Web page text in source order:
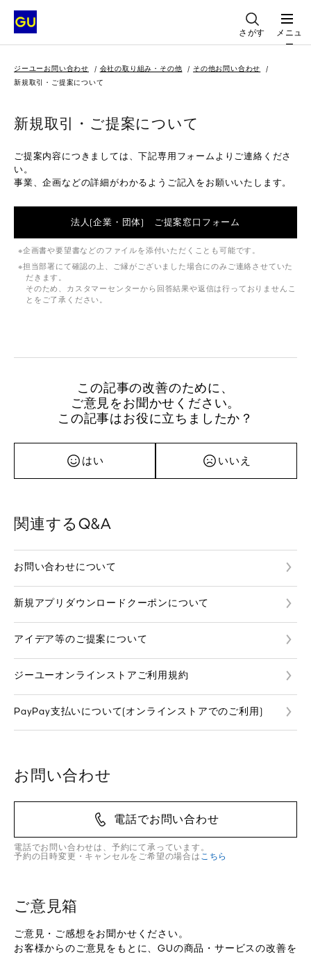
さがす
メニュ
ー
ジーユーお問い合わせ 会社の取り組み・その他
その他お問い合わせ
新規取引・ご提案について
新規取引・ご提案について
ご提案内容につきましては、下記専用フォームよりご連絡くださ
い。
事業、企画などの詳細がわかるようご記入をお願いいたします。
法人(企業・団体) ご提案窓口フォーム
企画書や要望書などのファイルを添付いただくことも可能です。
担当部署にて確認の上、ご縁がございました場合にのみご連絡させていた
だきます。
そのため、カスタマーセンターから回答結果や返信は行っておりませんこ
とをご了承ください。
この記事の改善のために、
ご意見をお聞かせください。
この記事はお役に立ちましたか？
はい いいえ
関連するQ&A
お問い合わせについて
新規アプリダウンロードクーポンについて
アイデア等のご提案について
ジーユーオンラインストアご利用規約
PayPay支払いについて(オンラインストアでのご利用)
お問い合わせ
電話でお問い合わせ
電話でお問い合わせは、予約にて承っています。
予約の日時変更・キャンセルをご希望の場合は こちら
ご意見箱
ご意見・ご感想をお聞かせください。
お客様からのご意見をもとに、GUの商品・サービスの改善を